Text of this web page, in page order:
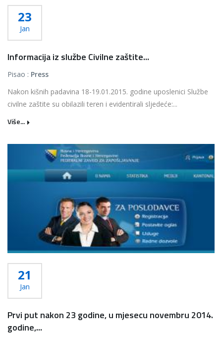
23
Jan
Informacija iz službe Civilne zaštite...
Pisao : Press
Nakon kišnih padavina 18-19.01.2015. godine uposlenici Službe
civilne zaštite su obilazili teren i evidentirali sljedeće:...
Više...
21
Jan
Prvi put nakon 23 godine, u mjesecu novembru 2014.
godine,...